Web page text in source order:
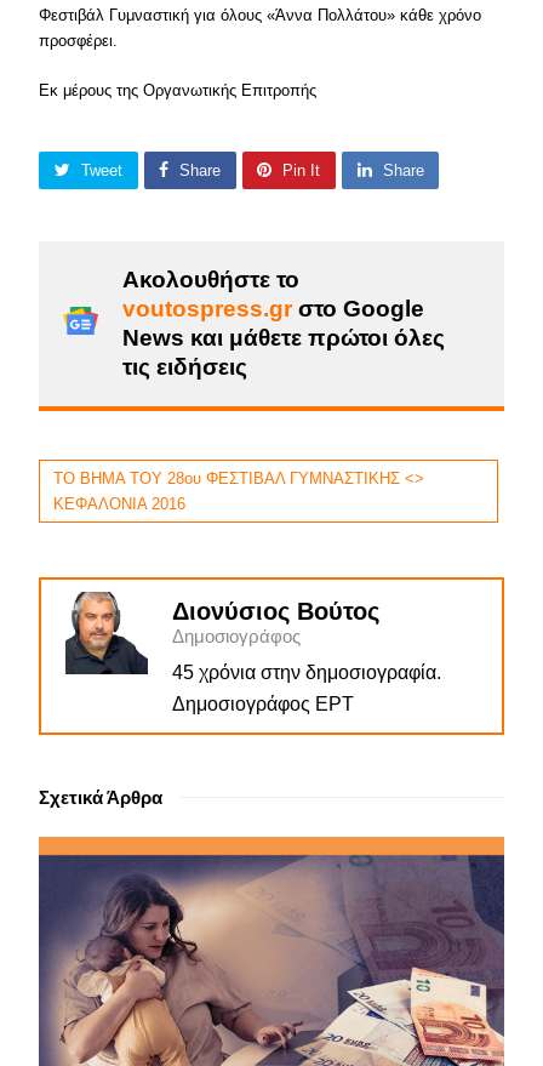
Φεστιβάλ Γυμναστική για όλους «Άννα Πολλάτου» κάθε χρόνο
προσφέρει.
Εκ μέρους της Οργανωτικής Επιτροπής
Tweet Share Pin It Share
Ακολουθήστε το
voutospress.grστο Google
News και μάθετε πρώτοι όλες
τις ειδήσεις
ΤΟ ΒΗΜΑ ΤΟΥ 28ου ΦΕΣΤΙΒΑΛ ΓΥΜΝΑΣΤΙΚΗΣ <>
ΚΕΦΑΛΟΝΙΑ 2016
Διονύσιος Βούτος
Δημοσιογράφος
45 χρόνια στην δημοσιογραφία.
Δημοσιογράφος ΕΡΤ
Σχετικά Άρθρα